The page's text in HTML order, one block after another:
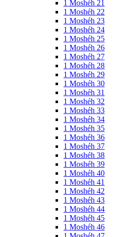
1 Moshéh 21
1 Moshéh 22
1 Moshéh 23
1 Moshéh 24
1 Moshéh 25
1 Moshéh 26
1 Moshéh 27
1 Moshéh 28
1 Moshéh 29
1 Moshéh 30
1 Moshéh 31
1 Moshéh 32
1 Moshéh 33
1 Moshéh 34
1 Moshéh 35
1 Moshéh 36
1 Moshéh 37
1 Moshéh 38
1 Moshéh 39
1 Moshéh 40
1 Moshéh 41
1 Moshéh 42
1 Moshéh 43
1 Moshéh 44
1 Moshéh 45
1 Moshéh 46